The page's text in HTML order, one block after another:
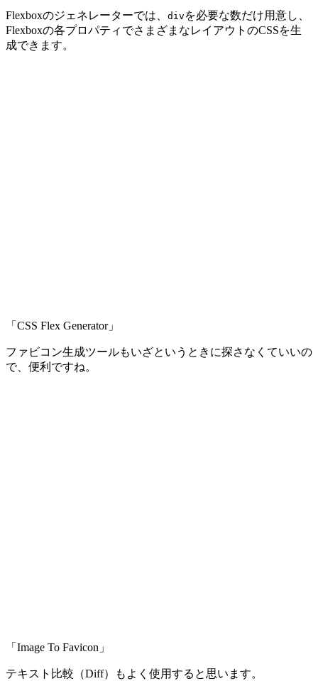
Flexboxのジェネレーターでは、 div を必要な数だけ用意し、
Flexboxの各プロパティでさまざまなレイアウトのCSSを生
成できます。
「CSS Flex Generator」
ファビコン生成ツールもいざというときに探さなくていいの
で、便利ですね。
「Image To Favicon」
テキスト比較（Diff）もよく使用すると思います。